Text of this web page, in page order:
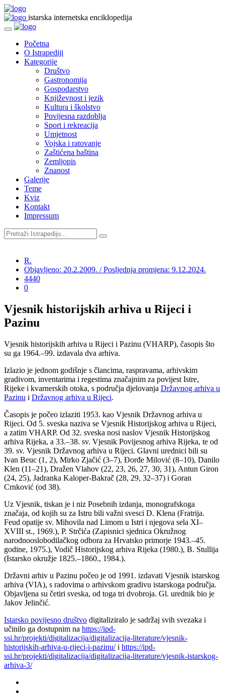
istarska internetska enciklopedija
Početna
O Istrapediji
Kategorije
Društvo
Gastronomija
Gospodarstvo
Književnost i jezik
Kultura i školstvo
Povijesna razdoblja
Sport i rekreacija
Umjetnost
Vojska i ratovanje
Zaštićena baština
Zemljopis
Znanost
Galerije
Teme
Kviz
Kontakt
Impressum
R.
Objavljeno: 20.2.2009. / Posljednja promjena: 9.12.2024.
4440
0
Vjesnik historijskih arhiva u Rijeci i
Pazinu
Vjesnik historijskih arhiva u Rijeci i Pazinu (VHARP), časopis što
su ga 1964.–99. izdavala dva arhiva.
Izlazio je jednom godišnje s člancima, raspravama, arhivskim
gradivom, inventarima i regestima značajnim za povijest Istre,
Rijeke i kvarnerskih otoka, s područja djelovanja Državnog arhiva u
Pazinu i Državnog arhiva u Rijeci.
Časopis je počeo izlaziti 1953. kao Vjesnik Državnog arhiva u
Rijeci. Od 5. sveska naziva se Vjesnik Historijskog arhiva u Rijeci,
a zatim VHARP. Od 32. sveska nosi naslov Vjesnik Historijskog
arhiva Rijeka, a 33.–38. sv. Vjesnik Povijesnog arhiva Rijeka, te od
39. sv. Vjesnik Državnog arhiva u Rijeci. Glavni urednici bili su
Ivan Beuc (1, 2), Mirko Zjačić (3–7), Đorđe Milović (8–10), Danilo
Klen (11–21), Dražen Vlahov (22, 23, 26, 27, 30, 31), Antun Giron
(24, 25), Jadranka Kaloper-Bakrač (28, 29, 32–37) i Goran
Crnković (od 38).
Uz Vjesnik, tiskan je i niz Posebnih izdanja, monografskoga
značaja, od kojih su za Istru bili važni svesci D. Klena (Fratrija.
Feud opatije sv. Mihovila nad Limom u Istri i njegova sela XI–
XVIII st., 1969.), P. Strčića (Zapisnici sjednica Okružnog
narodnooslobodilačkog odbora za Hrvatsko primorje 1943.–45.
godine, 1975.), Vodič Historijskog arhiva Rijeka (1980.), B. Stullija
(Istarsko okružje 1825.–1860., 1984.).
Državni arhiv u Pazinu počeo je od 1991. izdavati Vjesnik istarskog
arhiva (VIA), s radovima o arhivskom gradivu istarskoga područja.
Objavljena su četiri sveska, od toga tri dvobroja. Gl. urednik bio je
Jakov Jelinčić.
Istarsko povijesno društvo digitaliziralo je sadržaj svih svezaka i
učinilo ga dostupnim na https://ipd-
ssi.hr/projekti/digitalizacija/digitalizacija-literature/vjesnik-
historijskih-arhiva-u-rijeci-i-pazinu/i https://ipd-
ssi.hr/projekti/digitalizacija/digitalizacija-literature/vjesnik-istarskog-
arhiva-3/